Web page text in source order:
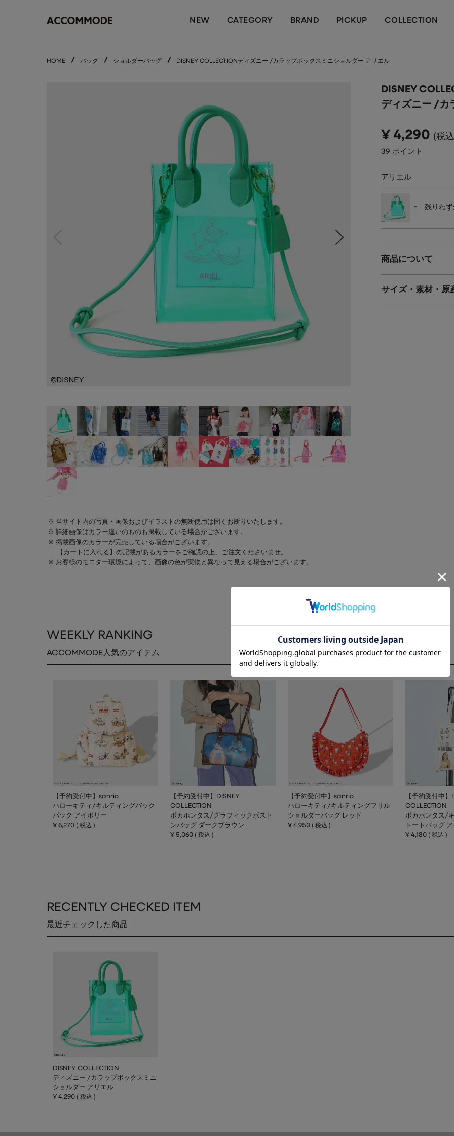
NEW CATEGORY BRAND PICKUP COLLECTION
HOME バッグ ショルダーバッグ DISNEY COLLECTIONディズニー /カラップボックスミニショルダー アリエル
DISNEY
ディズニー /カ
¥ 4,290 税込
39 ポイント
アリエル
- 残りわ
商品について
サイズ・素材・原
当サイト内の写真・画像およびイラストの無断使用は固くお断りいたします。
詳細画像はカラー違いのものも掲載している場合がございます。
掲載画像のカラーが完売している場合がございます。
【カートに入れる】の記載があるカラーをご確認の上、ご注文くださいませ。
お客様のモニター環境によって、画像の色が実物と異なって見える場合がございます。
WEEKLY RANKING
ACCOMMODE人気のアイテム
【予約受付中】sanrio
ハローキティ/キルティングバック
パック アイボリー
¥ 6,270 税込
【予約受付中】DISNEY
COLLECTION
ポカホンタス/グラフィックボスト
ンバッグ ダークブラウン
¥ 5,060 税込
【予約受付中】sanrio
ハローキティ/キルティングフリル
ショルダーバッグ レッド
¥ 4,950 税込
【予約受付中】
COLLECTION
ポカホンタス/
トートバッグ
¥ 4,180 税込
RECENTLY CHECKED ITEM
最近チェックした商品
DISNEY COLLECTION
ディズニー /カラップボックスミニ
ショルダー アリエル
¥ 4,290 税込